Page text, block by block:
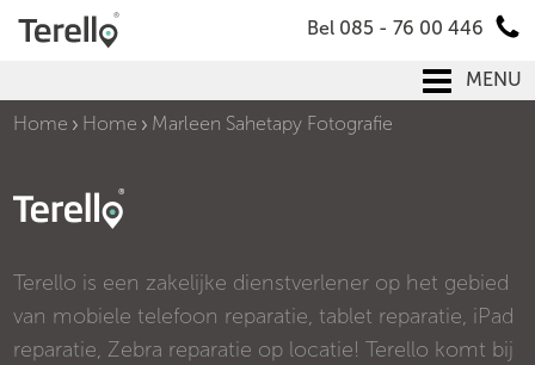
Bel 085 - 76 00 446
MENU
Home
Home Marleen Sahetapy Fotografie
Terello is een zakelijke dienstverlener op het gebied
van mobiele telefoon reparatie, tablet reparatie, iPad
reparatie, Zebra reparatie op locatie! Terello komt bij